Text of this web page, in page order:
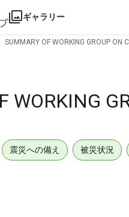
ギャラリー
SUMMARY OF WORKING GROUP ON
WORKING
震災への備え 被災状況